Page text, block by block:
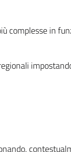
complesse in